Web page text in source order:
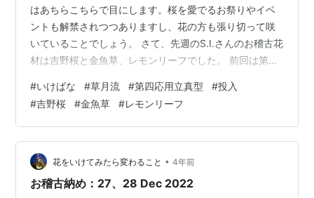
はあちらこちらで目にします。桜を愛でるお祭りやイベ
ントも解禁されつつありますし、花の方も張り切って咲
いていることでしょう。 さて、先週のS.I.さんのお稽古花
材は吉野桜と金魚草、レモンリーフでした。 前回は第四
改めて挑戦して頂きました。バリエーションとは言え、
同じ花型を日をおかずに練習すると、やはり身につくも
のだなと感心しています。 S.I.さん：吉野桜、金魚草、レ
モンリーフ 主枝が一本少ないこの応用花型はシンプルな
分だけ神経をつかうポイントが多く、技術も必要であ
り、思う以上に難しい型です。全体…
#いけばな #草月流 #第四応用立真型 #投入
#吉野桜 #金魚草 #レモンリーフ
花をいけてみたら変わること • 4年前
お稽古納め：27、28 Dec 2022